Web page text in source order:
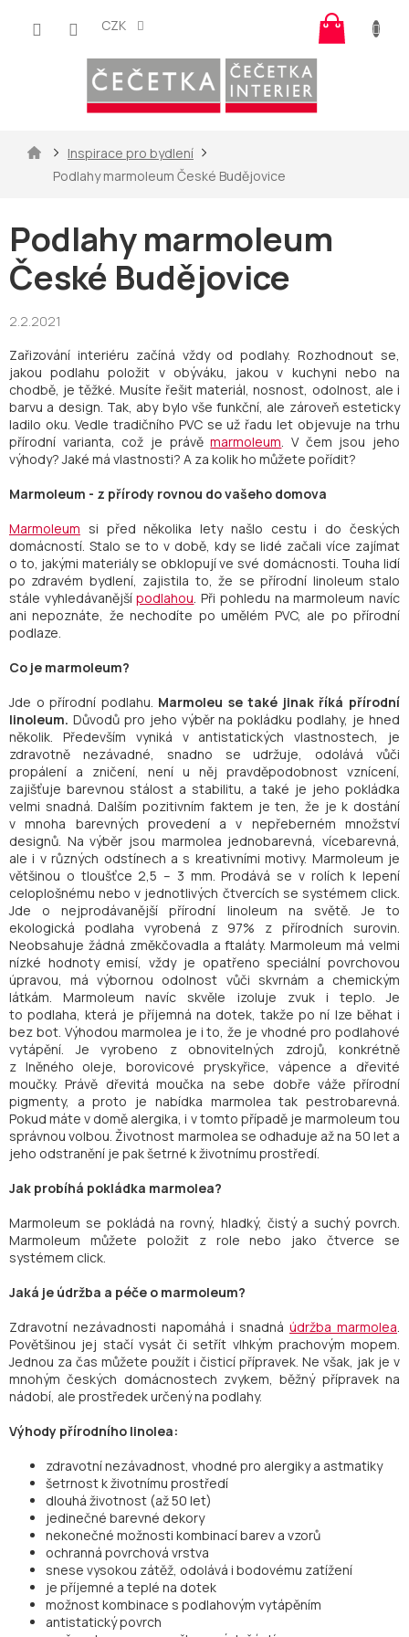
CZK
košík
DomůInspirace pro bydlení
Podlahy marmoleum České Budějovice
Podlahy marmoleum
České Budějovice
2.2.2021
Zařizování interiéru začíná vždy od podlahy. Rozhodnout se,
jakou podlahu položit v obýváku, jakou v kuchyni nebo na
chodbě, je těžké. Musíte řešit materiál, nosnost, odolnost, ale i
barvu a design. Tak, aby bylo vše funkční, ale zároveň esteticky
ladilo oku. Vedle tradičního PVC se už řadu let objevuje na trhu
přírodní varianta, což je právěmarmoleum. V čem jsou jeho
výhody? Jaké má vlastnosti? A za kolik ho můžete pořídit?
Marmoleum - z přírody rovnou do vašeho domova
Marmoleum si před několika lety našlo cestu i do českých
domácností. Stalo se to v době, kdy se lidé začali více zajímat
o to, jakými materiály se obklopují ve své domácnosti. Touha lidí
po zdravém bydlení, zajistila to, že se přírodní linoleum stalo
stále vyhledávanějšípodlahou. Při pohledu na marmoleum navíc
ani nepoznáte, že nechodíte po umělém PVC, ale po přírodní
podlaze.
Co je marmoleum?
Jde o přírodní podlahu. Marmoleu se také jinak říká přírodní
linoleum. Důvodů pro jeho výběr na pokládku podlahy, je hned
několik. Především vyniká v antistatických vlastnostech, je
zdravotně nezávadné, snadno se udržuje, odolává vůči
propálení a zničení, není u něj pravděpodobnost vznícení,
zajišťuje barevnou stálost a stabilitu, a také je jeho pokládka
velmi snadná. Dalším pozitivním faktem je ten, že je k dostání
v mnoha barevných provedení a v nepřeberném množství
designů. Na výběr jsou marmolea jednobarevná, vícebarevná,
ale i v různých odstínech a s kreativními motivy. Marmoleum je
většinou o tloušťce 2,5 – 3 mm. Prodává se v rolích k lepení
celoplošnému nebo v jednotlivých čtvercích se systémem click.
Jde o nejprodávanější přírodní linoleum na světě. Je to
ekologická podlaha vyrobená z 97% z přírodních surovin.
Neobsahuje žádná změkčovadla a ftaláty. Marmoleum má velmi
nízké hodnoty emisí, vždy je opatřeno speciální povrchovou
úpravou, má výbornou odolnost vůči skvrnám a chemickým
látkám. Marmoleum navíc skvěle izoluje zvuk i teplo. Je
to podlaha, která je příjemná na dotek, takže po ní lze běhat i
bez bot. Výhodou marmolea je i to, že je vhodné pro podlahové
vytápění. Je vyrobeno z obnovitelných zdrojů, konkrétně
z lněného oleje, borovicové pryskyřice, vápence a dřevité
moučky. Právě dřevitá moučka na sebe dobře váže přírodní
pigmenty, a proto je nabídka marmolea tak pestrobarevná.
Pokud máte v domě alergika, i v tomto případě je marmoleum tou
správnou volbou. Životnost marmolea se odhaduje až na 50 let a
jeho odstranění je pak šetrné k životnímu prostředí.
Jak probíhá pokládka marmolea?
Marmoleum se pokládá na rovný, hladký, čistý a suchý povrch.
Marmoleum můžete položit z role nebo jako čtverce se
systémem click.
Jaká je údržba a péče o marmoleum?
Zdravotní nezávadnosti napomáhá i snadná údržba marmolea.
Povětšinou jej stačí vysát či setřít vlhkým prachovým mopem.
Jednou za čas můžete použít i čisticí přípravek. Ne však, jak je v
mnohým českých domácnostech zvykem, běžný přípravek na
nádobí, ale prostředek určený na podlahy.
Výhody přírodního linolea:
zdravotní nezávadnost, vhodné pro alergiky a astmatiky
šetrnost k životnímu prostředí
dlouhá životnost (až 50 let)
jedinečné barevné dekory
nekonečné možnosti kombinací barev a vzorů
ochranná povrchová vrstva
snese vysokou zátěž, odolává i bodovému zatížení
je příjemné a teplé na dotek
možnost kombinace s podlahovým vytápěním
antistatický povrch